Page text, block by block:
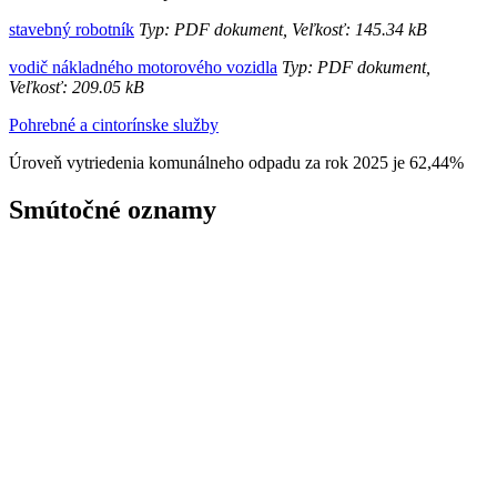
stavebný robotník Typ: PDF dokument, Veľkosť: 145.34 kB
vodič nákladného motorového vozidla Typ: PDF dokument,
Veľkosť: 209.05 kB
Pohrebné a cintorínske služby
Úroveň vytriedenia komunálneho odpadu za rok 2025 je 62,44%
Smútočné oznamy